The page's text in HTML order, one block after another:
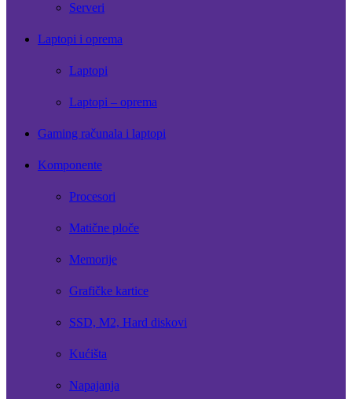
Serveri
Laptopi i oprema
Laptopi
Laptopi – oprema
Gaming računala i laptopi
Komponente
Procesori
Matične ploče
Memorije
Grafičke kartice
SSD, M2, Hard diskovi
Kućišta
Napajanja